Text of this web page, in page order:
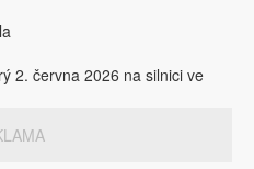
2. června 2026 na silnici ve